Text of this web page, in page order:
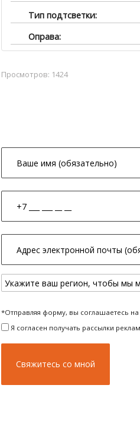
Тип подтсветки:
Оправа:
Просмотров: 1424
*Отправляя форму, вы соглашаетесь
Я согласен получать рассылки